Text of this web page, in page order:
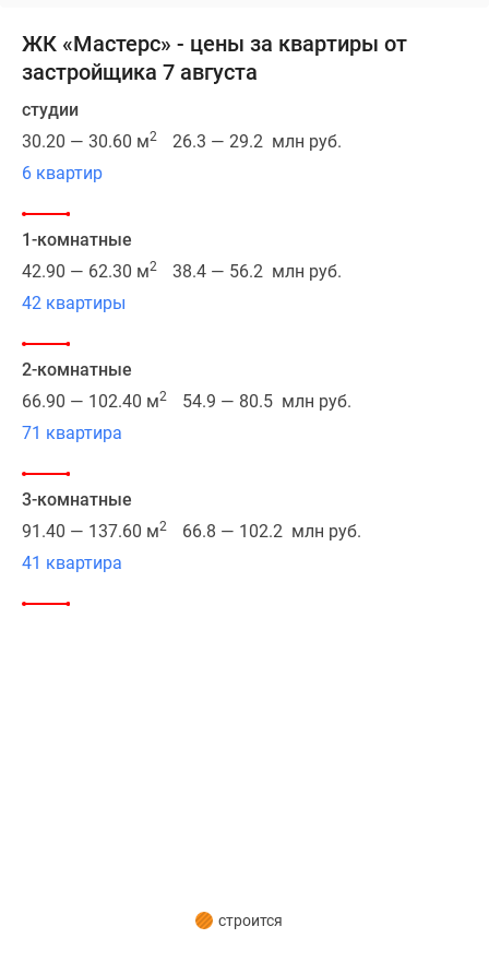
Аэропорт,
вблизи
«Ходынское
поле».
От
добираться
до
всех
Москвы
как
на
и
на
общественном
ЖК «Мастерс» - цены за квартиры от
застройщика 7 августа
студии
30.20 — 30.60 м2
26.3 — 29.2 млн руб.
6 квартир
1-комнатные
42.90 — 62.30 м2
38.4 — 56.2 млн руб.
42 квартиры
2-комнатные
66.90 — 102.40 м2
54.9 — 80.5 млн руб.
71 квартира
3-комнатные
91.40 — 137.60 м2
66.8 — 102.2 млн руб.
41 квартира
строится